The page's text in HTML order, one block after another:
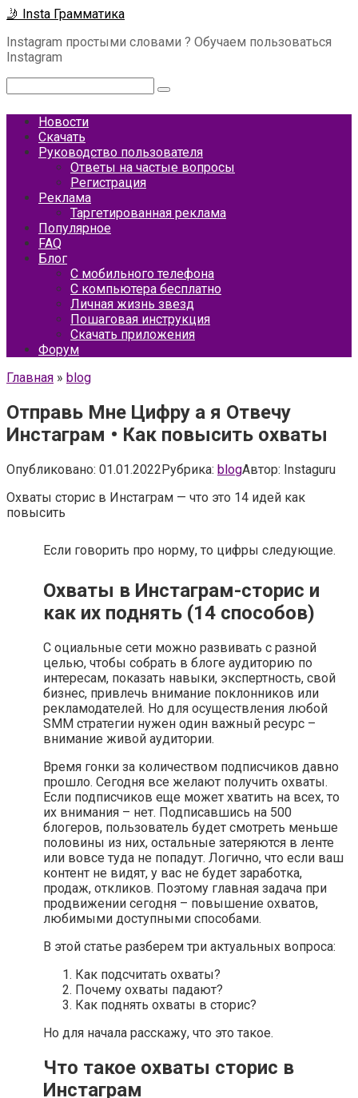
Перейти
контенту
🤳 Insta Грамматика
Instagram простыми словами ? Обучаем пользоваться
Instagram
Новости
Скачать
Руководство пользователя
Ответы на частые вопросы
Регистрация
Реклама
Таргетированная реклама
Популярное
FAQ
Блог
С мобильного телефона
С компьютера бесплатно
Личная жизнь звезд
Пошаговая инструкция
Скачать приложения
Форум
Главная » blog
Отправь Мне Цифру а я Отвечу
Инстаграм • Как повысить охваты
Опубликовано: 01.01.2022Рубрика: blogАвтор: Instaguru
Охваты сторис в Инстаграм — что это 14 идей как
повысить
Если говорить про норму, то цифры следующие.
Охваты в Инстаграм-сторис и
как их поднять (14 способов)
С оциальные сети можно развивать с разной
целью, чтобы собрать в блоге аудиторию по
интересам, показать навыки, экспертность, свой
бизнес, привлечь внимание поклонников или
рекламодателей. Но для осуществления любой
SMM стратегии нужен один важный ресурс –
внимание живой аудитории.
Время гонки за количеством подписчиков давно
прошло. Сегодня все желают получить охваты.
Если подписчиков еще может хватить на всех, то
их внимания – нет. Подписавшись на 500
блогеров, пользователь будет смотреть меньше
половины из них, остальные затеряются в ленте
или вовсе туда не попадут. Логично, что если ваш
контент не видят, у вас не будет заработка,
продаж, откликов. Поэтому главная задача при
продвижении сегодня – повышение охватов,
любимыми доступными способами.
В этой статье разберем три актуальных вопроса:
Как подсчитать охваты?
Почему охваты падают?
Как поднять охваты в сторис?
Но для начала расскажу, что это такое.
Что такое охваты сторис в
Инстаграм